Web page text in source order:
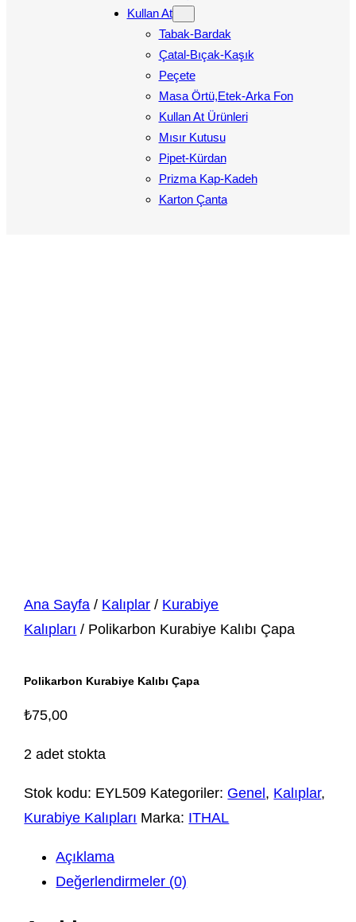
Kullan At
Tabak-Bardak
Çatal-Bıçak-Kaşık
Peçete
Masa Örtü,Etek-Arka Fon
Kullan At Ürünleri
Mısır Kutusu
Pipet-Kürdan
Prizma Kap-Kadeh
Karton Çanta
Ana Sayfa / Kalıplar / Kurabiye
Kalıpları / Polikarbon Kurabiye Kalıbı Çapa
Polikarbon Kurabiye Kalıbı Çapa
₺75,00
2 adet stokta
Stok kodu: EYL509 Kategoriler: Genel , Kalıplar,
Kurabiye Kalıpları Marka: ITHAL
Açıklama
Değerlendirmeler (0)